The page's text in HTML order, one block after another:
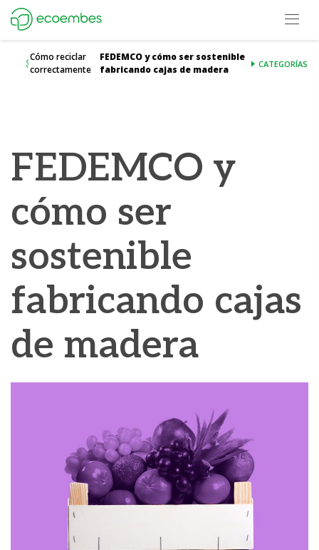
Ecoembes Reduce Reutiliza y Recicla
Open
Cómo reciclar
correctamente
FEDEMCO y cómo ser sostenible
fabricando cajas de madera
CATEGORÍAS
FEDEMCO y
cómo ser
sostenible
fabricando cajas
de madera